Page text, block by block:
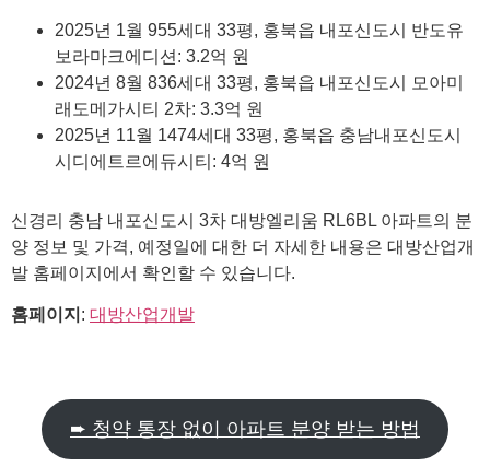
2025년 1월 955세대 33평, 홍북읍 내포신도시 반도유
보라마크에디션: 3.2억 원
2024년 8월 836세대 33평, 홍북읍 내포신도시 모아미
래도메가시티 2차: 3.3억 원
2025년 11월 1474세대 33평, 홍북읍 충남내포신도시
시디에트르에듀시티: 4억 원
신경리 충남 내포신도시 3차 대방엘리움 RL6BL 아파트의 분
양 정보 및 가격, 예정일에 대한 더 자세한 내용은 대방산업개
발 홈페이지에서 확인할 수 있습니다.
홈페이지 : 대방산업개발
➨ 청약 통장 없이 아파트 분양 받는 방법